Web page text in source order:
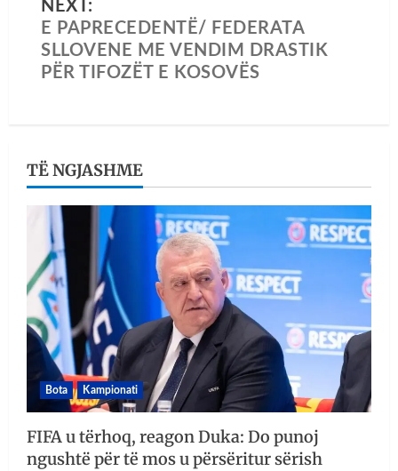
NEXT:
E PAPRECEDENTË/ FEDERATA
SLLOVENE ME VENDIM DRASTIK
PËR TIFOZËT E KOSOVËS
TË NGJASHME
Bota Kampionati
FIFA u tërhoq, reagon Duka: Do punoj
ngushtë për të mos u përsëritur sërish